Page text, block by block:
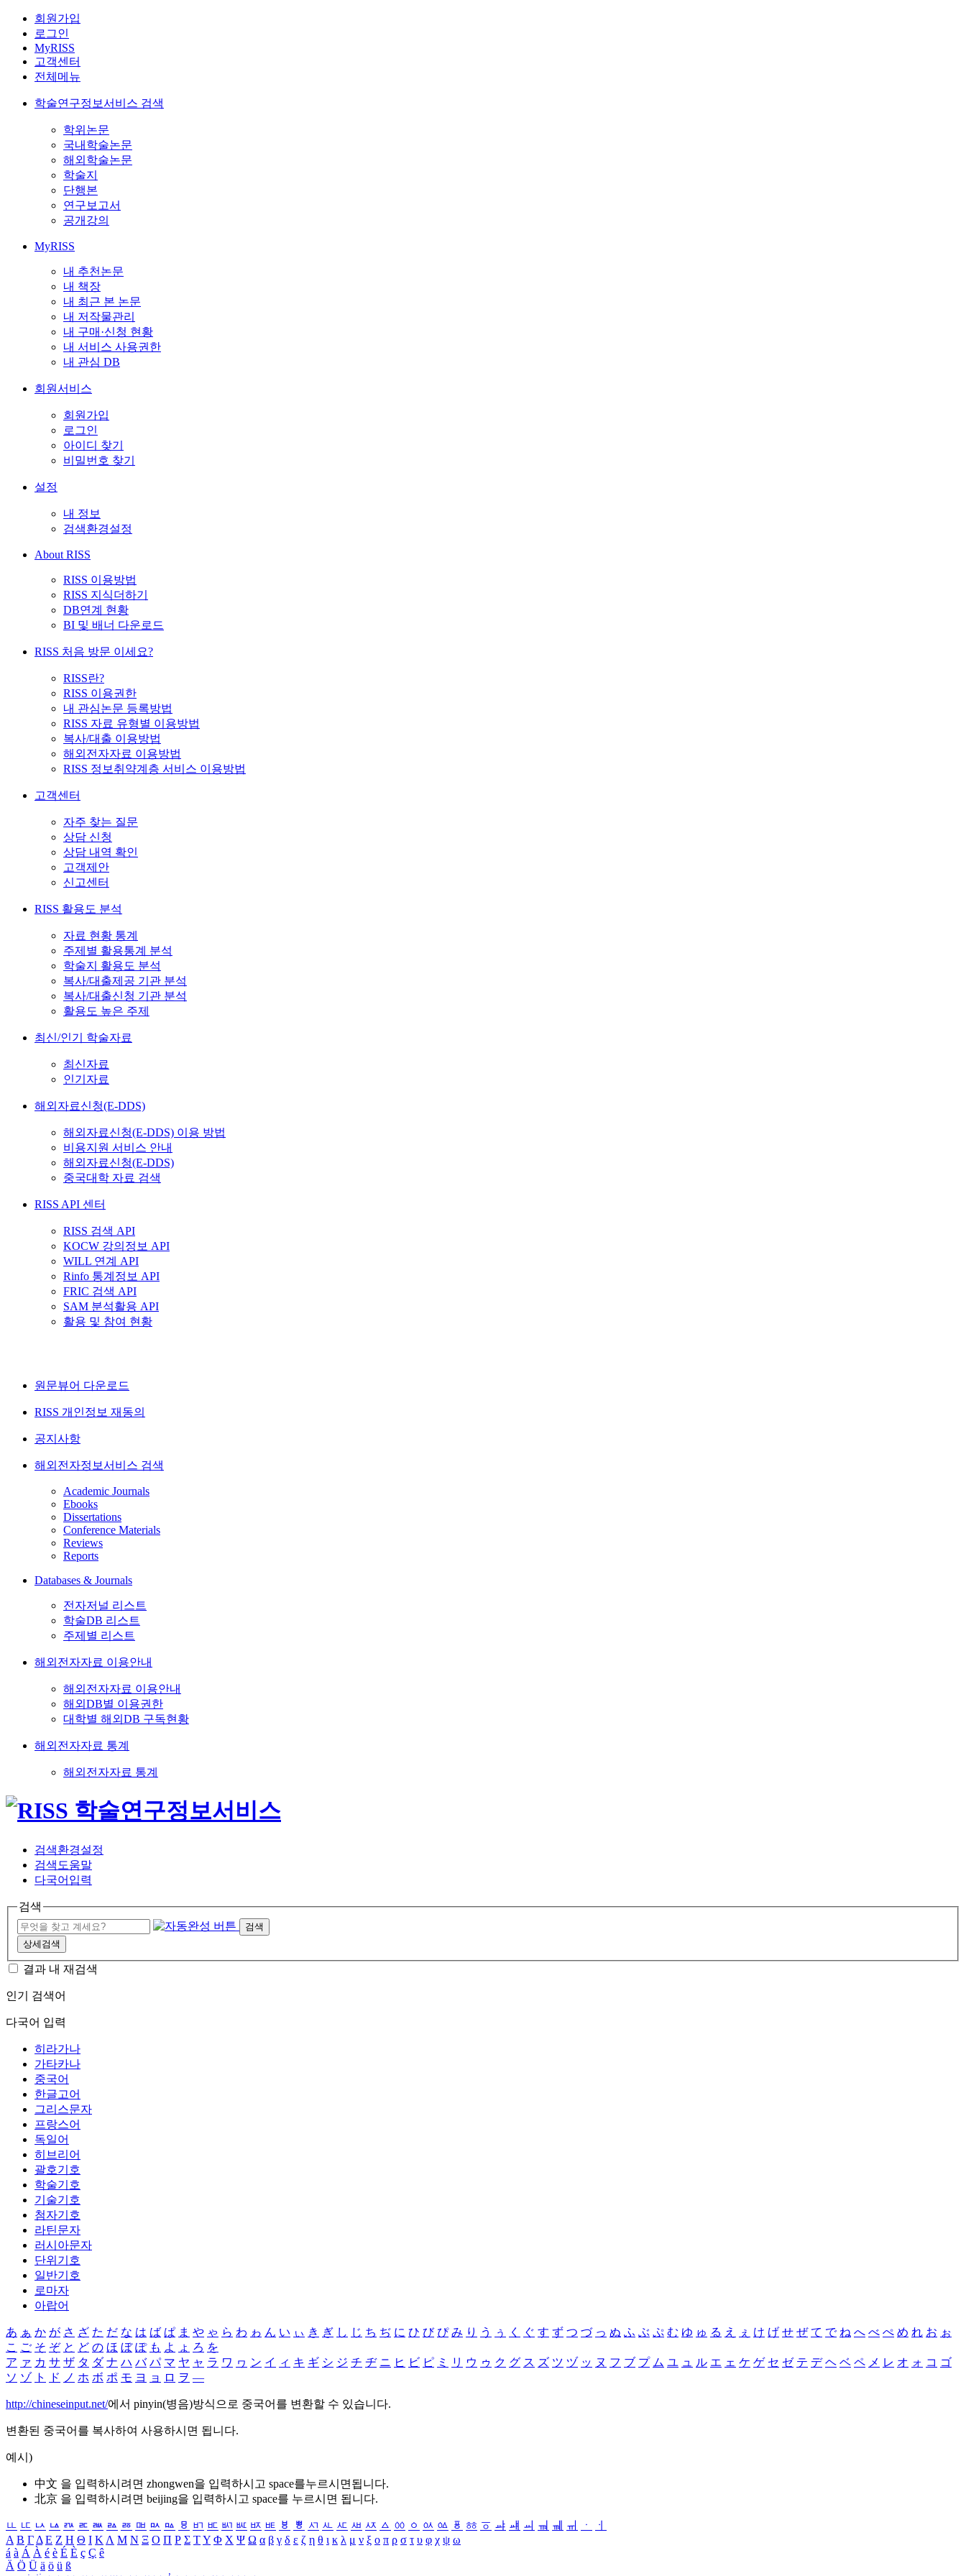
회원가입
로그인
MyRISS
고객센터
전체메뉴
학술연구정보서비스 검색
학위논문
국내학술논문
해외학술논문
학술지
단행본
연구보고서
공개강의
MyRISS
내 추천논문
내 책장
내 최근 본 논문
내 저작물관리
내 구매·신청 현황
내 서비스 사용권한
내 관심 DB
회원서비스
회원가입
로그인
아이디 찾기
비밀번호 찾기
설정
내 정보
검색환경설정
About RISS
RISS 이용방법
RISS 지식더하기
DB연계 현황
BI 및 배너 다운로드
RISS 처음 방문 이세요?
RISS란?
RISS 이용권한
내 관심논문 등록방법
RISS 자료 유형별 이용방법
복사/대출 이용방법
해외전자자료 이용방법
RISS 정보취약계층 서비스 이용방법
고객센터
자주 찾는 질문
상담 신청
상담 내역 확인
고객제안
신고센터
RISS 활용도 분석
자료 현황 통계
주제별 활용통계 분석
학술지 활용도 분석
복사/대출제공 기관 분석
복사/대출신청 기관 분석
활용도 높은 주제
최신/인기 학술자료
최신자료
인기자료
해외자료신청(E-DDS)
해외자료신청(E-DDS) 이용 방법
비용지원 서비스 안내
해외자료신청(E-DDS)
중국대학 자료 검색
RISS API 센터
RISS 검색 API
KOCW 강의정보 API
WILL 연계 API
Rinfo 통계정보 API
FRIC 검색 API
SAM 분석활용 API
활용 및 참여 현황
원문뷰어 다운로드
RISS 개인정보 재동의
공지사항
해외전자정보서비스 검색
Academic Journals
Ebooks
Dissertations
Conference Materials
Reviews
Reports
Databases & Journals
전자저널 리스트
학술DB 리스트
주제별 리스트
해외전자자료 이용안내
해외전자자료 이용안내
해외DB별 이용권한
대학별 해외DB 구독현황
해외전자자료 통계
해외전자자료 통계
검색환경설정
검색도움말
다국어입력
검색
검색
상세검색
결과 내 재검색
인기 검색어
다국어 입력
히라가나
가타카나
중국어
한글고어
그리스문자
프랑스어
독일어
히브리어
괄호기호
학술기호
기술기호
첨자기호
라틴문자
러시아문자
단위기호
일반기호
로마자
아랍어
あ ぁ か が さ ざ た だ な は ば ぱ ま や ゃ ら わ ゎ ん い ぃ き ぎ し じ ち ぢ に ひ び ぴ み り う ぅ く ぐ す ず つ づ っ ぬ ふ ぶ ぷ む ゆ ゅ る え ぇ け げ せ ぜ て で ね へ べ ぺ め れ お ぉ
こ ご そ ぞ と ど の ほ ぼ ぽ も よ ょ ろ を
ア ァ カ サ ザ タ ダ ナ ハ バ パ マ ヤ ャ ラ ワ ヮ ン イ ィ キ ギ シ ジ チ ヂ ニ ヒ ビ ピ ミ リ ウ ゥ ク グ ス ズ ツ ヅ ッ ヌ フ ブ プ ム ユ ュ ル エ ェ ケ ゲ セ ゼ テ デ ヘ ベ ペ メ レ オ ォ コ ゴ
ソ ゾ ト ド ノ ホ ボ ポ モ ヨ ョ ロ ヲ ―
http://chineseinput.net/에서 pinyin(병음)방식으로 중국어를 변환할 수 있습니다.
변환된 중국어를 복사하여 사용하시면 됩니다.
예시)
中文 을 입력하시려면 zhongwen을 입력하시고 space를누르시면됩니다.
北京 을 입력하시려면 beijing을 입력하시고 space를 누르시면 됩니다.
ㅥ ㅦ ㅧ ㅨ ㅩ ㅪ ㅫ ㅬ ㅭ ㅮ ㅯ ㅰ ㅱ ㅲ ㅳ ㅴ ㅵ ㅶ ㅷ ㅸ ㅹ ㅺ ㅻ ㅼ ㅽ ㅾ ㅿ ㆀ ㆁ ㆂ ㆃ ㆄ ㆅ ㆆ ㆇ ㆈ ㆉ ㆊ ㆋ ㆌ ㆍ
ㆎ
Α Β ΓΔ Ε Ζ Η Θ Ι ΚΛ Μ Ν Ξ Ο Π Ρ Σ ΤΥ Φ Χ Ψ Ω α β γ δ ε ζ η θ ι κ λ μ ν ξ ο π ρ σ τ υ φ χ ψ ω
á à Á À é è É È ç Ç ê
Ä Ö Ü ä ö ü ß